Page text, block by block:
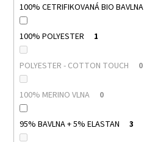
100% CETRIFIKOVANÁ BIO BAVLNA
100% POLYESTER 1
POLYESTER - COTTON TOUCH 0
100% MERINO VLNA 0
95% BAVLNA + 5% ELASTAN 3